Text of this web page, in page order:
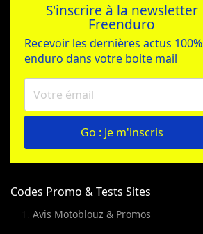
S'inscrire à la newsletter
Freenduro
Recevoir les dernières actus 100%
enduro dans votre boite mail
Go : Je m'inscris
Codes Promo & Tests Sites
Avis Motoblouz & Promos